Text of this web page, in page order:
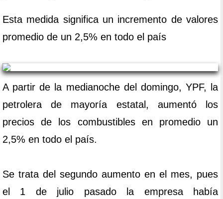
Esta medida significa un incremento de valores
promedio de un 2,5% en todo el país
A partir de la medianoche del domingo, YPF, la
petrolera de mayoría estatal, aumentó los
precios de los combustibles en promedio un
2,5% en todo el país.
Se trata del segundo aumento en el mes, pues
el 1 de julio pasado la empresa había